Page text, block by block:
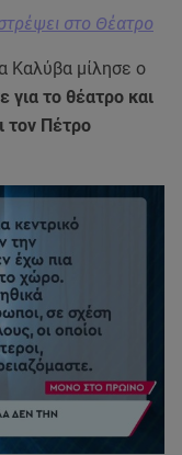
στο Θέατρο
Καλύβα μίλησε ο
για το θέατρο και
τον Πέτρο